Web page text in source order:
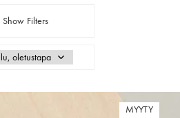
Show Filters
MYYTY